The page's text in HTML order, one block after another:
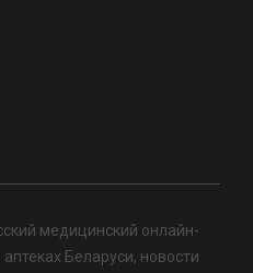
медицинский онлайн-
Беларуси, новости